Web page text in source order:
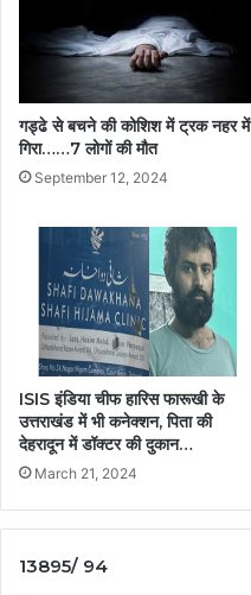
गड्ढे से बचने की कोशिश में ट्रक नहर में
गिरा……7 लोगों की मौत
September 12, 2024
ISIS इंडिया चीफ हारिस फारूखी के
उत्तराखंड में भी कनेक्शन, पिता की
देहरादून में डॉक्टर की दुकान…
March 21, 2024
13895/ 94